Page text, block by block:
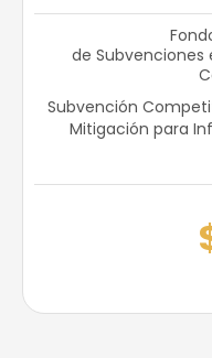
de Subvenciones
Subvención
Mitigación para